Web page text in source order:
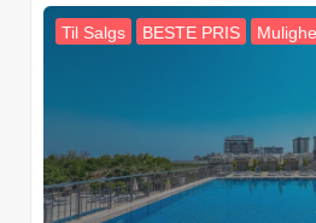
Til Salgs BESTE PRIS